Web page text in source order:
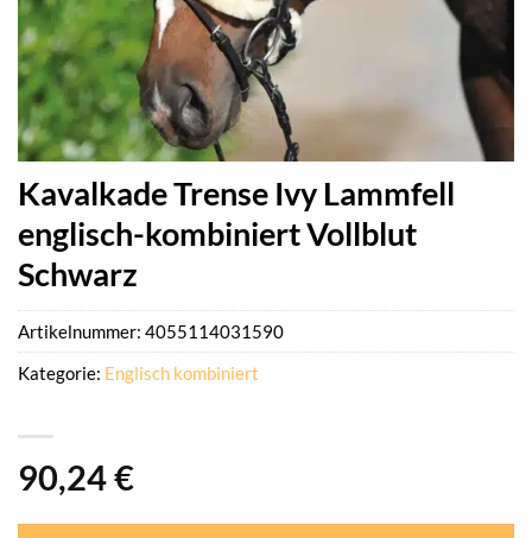
Kavalkade Trense Ivy Lammfell
englisch-kombiniert Vollblut
Schwarz
90,24€
Artikelnummer: 4055114031590
Kategorie: Englisch kombiniert